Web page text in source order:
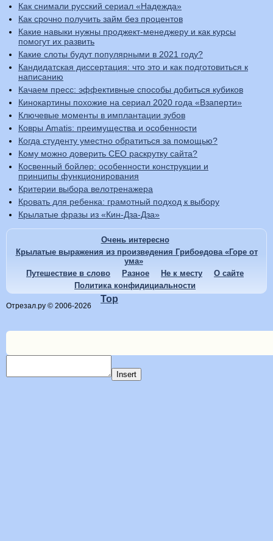
Как снимали русский сериал «Надежда»
Как срочно получить займ без процентов
Какие навыки нужны проджект-менеджеру и как курсы
помогут их развить
Какие слоты будут популярными в 2021 году?
Кандидатская диссертация: что это и как подготовиться к
написанию
Качаем пресс: эффективные способы добиться кубиков
Кинокартины похожие на сериал 2020 года «Взаперти»
Ключевые моменты в имплантации зубов
Ковры Amatis: преимущества и особенности
Когда студенту уместно обратиться за помощью?
Кому можно доверить СЕО раскрутку сайта?
Косвенный бойлер: особенности конструкции и
принципы функционирования
Критерии выбора велотренажера
Кровать для ребенка: грамотный подход к выбору
Крылатые фразы из «Кин-Дза-Дза»
Очень интересно
Крылатые выражения из произведения Грибоедова «Горе от
ума»
Путешествие в слово
Разное Не к месту
О сайте
Политика конфидициальности
Отрезал.ру © 2006-2026
Top
Insert